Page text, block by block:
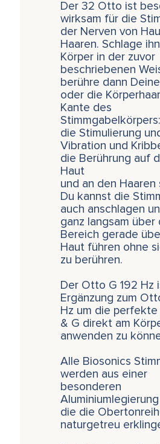
Der 32 Otto ist
wirksam für die
der Nerven von
Haaren. Schlage
Körper in der zuvor
beschriebenen
berühre dann
oder die
Kante des
die Stimulierung
Vibration und
die Berührung auf
Haut
und an den Haaren
Du kannst die
auch anschlagen
ganz langsam über
Bereich gerade
Haut führen ohne
zu berühren.
Der Otto G 192 Hz
Ergänzung zum
Hz um die
& G direkt am
anwenden zu
Alle Biosonics
werden aus einer
besonderen
die die
naturgetreu